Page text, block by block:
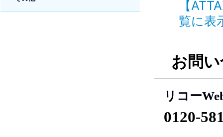
【
覧に
お問
リコー
0120-